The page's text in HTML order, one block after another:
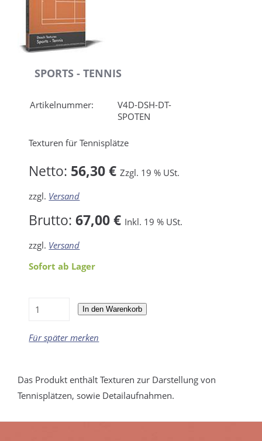
SPORTS - TENNIS
Artikelnummer:
V4D-DSH-DT-
SPOTEN
Texturen für Tennisplätze
Netto: 56,30 € Zzgl. 19 % USt.
zzgl. Versand
Brutto:67,00 € Inkl. 19 % USt.
zzgl. Versand
Sofort ab Lager
In den Warenkorb
Für später merken
Das Produkt enthält Texturen zur Darstellung von
Tennisplätzen, sowie Detailaufnahmen.